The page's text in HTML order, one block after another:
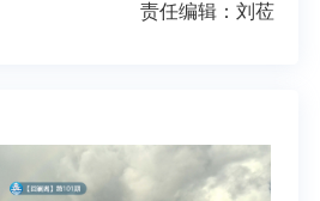
责任编辑：刘莅